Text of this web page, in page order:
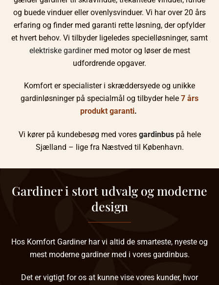
og buede vinduer eller ovenlysvinduer. Vi har over 20 års
erfaring og finder med garanti rette løsning, der opfylder
et hvert behov. Vi tilbyder ligeledes specielløsninger, samt
elektriske gardinermed motor og løser de mest
udfordrende opgaver.
Komfort er specialister i skræddersyede og unikke
gardinløsninger på specialmål og tilbyder hele 7 års
produkt garanti.
Vi kører på kundebesøg med vores gardinbuspå hele
Sjælland – lige fra Næstved til København.
Gardiner i stort udvalg og moderne
design
Hos Komfort Gardiner har vi altid de smarteste, nyeste og
mest moderne gardiner med i vores gardinbus.
Det er vigtigt for os at kunne vise vores kunder, hvor